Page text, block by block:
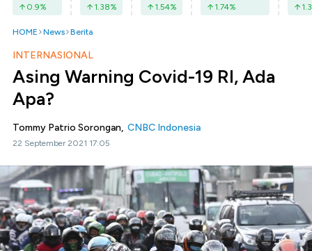
0.9% 1.38% 1.54% 1.74% 1.3
HOME News Berita
INTERNASIONAL
Asing Warning Covid-19 RI, Ada
Apa?
Tommy Patrio Sorongan, CNBC Indonesia
22 September 2021 17:05